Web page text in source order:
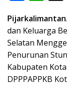
ac
e
b
o
o
k
h
at
s
A
p
p
dan Keluarga
Selatan
Penurunan
Kabupaten
DPPPAPPKB